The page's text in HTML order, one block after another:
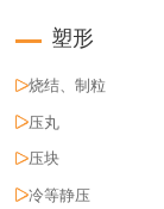
塑形
烧结、制粒
压丸
压块
冷等静压